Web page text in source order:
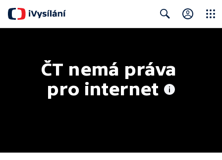
ČT nemá práva
pro internet